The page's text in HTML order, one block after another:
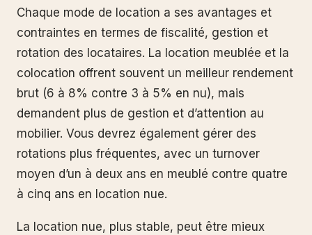
Chaque mode de location a ses avantages et
contraintes en termes de fiscalité, gestion et
rotation des locataires. La location meublée et la
colocation offrent souvent un meilleur rendement
brut (6 à 8% contre 3 à 5% en nu), mais
demandent plus de gestion et d’attention au
mobilier. Vous devrez également gérer des
rotations plus fréquentes, avec un turnover
moyen d’un à deux ans en meublé contre quatre
à cinq ans en location nue.
La location nue, plus stable, peut être mieux